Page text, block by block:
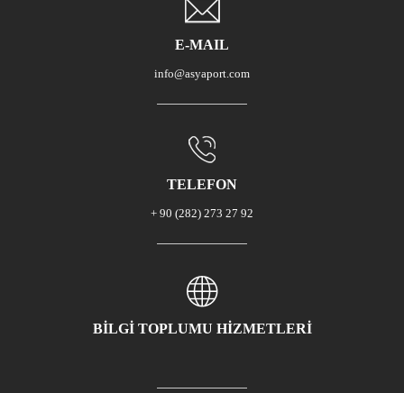
E-MAIL
info@asyaport.com
TELEFON
+ 90 (282) 273 27 92
BİLGİ TOPLUMU HİZMETLERİ